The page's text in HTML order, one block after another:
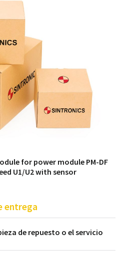
técnico o sustitución
por módulos del propio
for power module PM-DF
U1/U2 with sensor
entrega
de repuesto o el servicio